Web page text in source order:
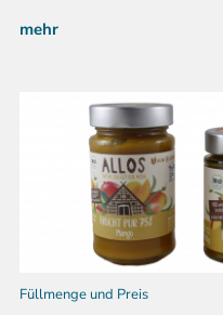
mehr
Füllmenge und Preis